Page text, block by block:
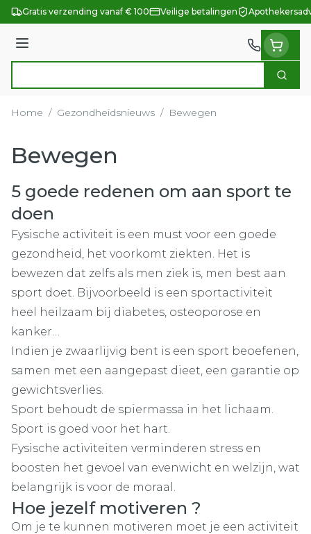
Ga naar de inhoud
Gratis verzending vanaf € 100 Veilige betalingen
Menu
Zoek
Home / Gezondheidsnieuws / Bewegen
Bewegen
5 goede redenen om aan sport te
doen
Fysische activiteit is een must voor een goede
gezondheid, het voorkomt ziekten. Het is
bewezen dat zelfs als men ziek is, men best aan
sport doet. Bijvoorbeeld is een sportactiviteit
heel heilzaam bij diabetes, osteoporose en
kanker…
Indien je zwaarlijvig bent is een sport beoefenen,
samen met een aangepast dieet, een garantie op
gewichtsverlies.
Sport behoudt de spiermassa in het lichaam.
Sport is goed voor het hart.
Fysische activiteiten verminderen stress en
boosten het gevoel van evenwicht en welzijn, wat
belangrijk is voor de moraal.
Hoe jezelf motiveren ?
Om je te kunnen motiveren moet je een activiteit